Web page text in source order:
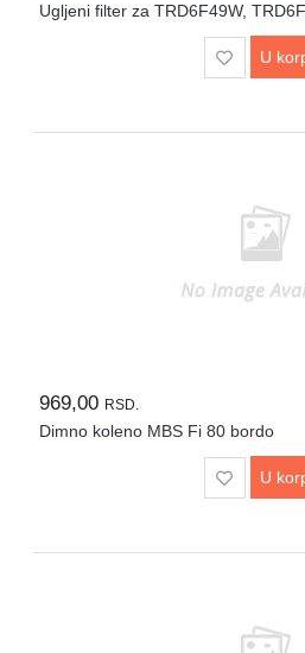
Ugljeni filter za TRD6F49W,
U
969,00 RSD.
Dimno koleno MBS Fi 80 bordo
U